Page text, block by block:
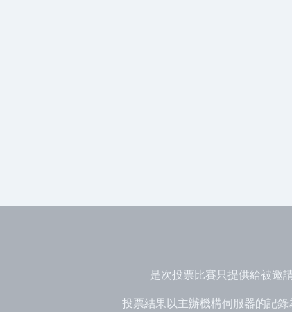
是次投票比賽只提供給被邀
投票結果以主辦機構伺服器的記